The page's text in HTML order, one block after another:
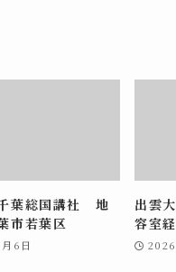
葉総国講社 地
市若葉区
6日
出雲
容室